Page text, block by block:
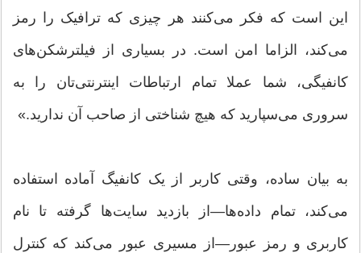
این است که فکر می‌کنند هر چیزی که ترافیک را رمز
می‌کند، الزاما امن است. در بسیاری از فیلترشکن‌های
کانفیگی، شما عملا تمام ارتباطات اینترنتی‌تان را به
سروری می‌سپارید که هیچ شناختی از صاحب آن ندارید.»
به بیان ساده، وقتی کاربر از یک کانفیگ آماده استفاده
می‌کند، تمام داده‌ها—از بازدید سایت‌ها گرفته تا نام
کاربری و رمز عبور—از مسیری عبور می‌کند که کنترل